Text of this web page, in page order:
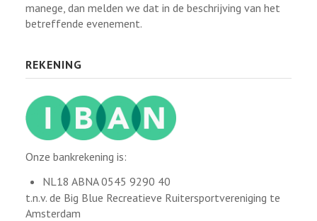
manege, dan melden we dat in de beschrijving van het
betreffende evenement.
REKENING
Onze bankrekening is:
NL18 ABNA 0545 9290 40
t.n.v. de Big Blue Recreatieve Ruitersportvereniging te
Amsterdam